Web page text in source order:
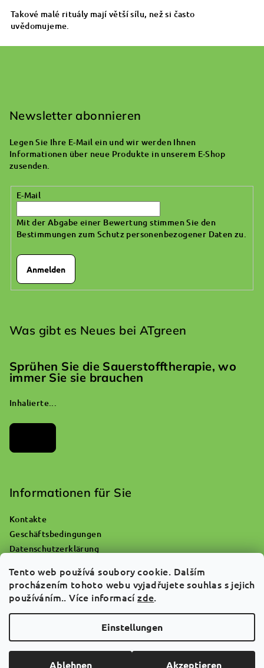
Tento web používá soubory cookie. Dalším
procházením tohoto webu vyjadřujete souhlas s jejich
používáním.. Více informacízde.
Einstellungen
Ablehnen Akzeptieren
Takové malé rituály mají větší sílu, než si často
uvědomujeme.
Newsletter abonnieren
Legen Sie Ihre E-Mail ein und wir werden Ihnen
Informationen über neue Produkte in unserem E-Shop
zusenden.
E-Mail
Mit der Abgabe einer Bewertung stimmen Sie den
Bestimmungen zum Schutz personenbezogener Daten zu.
Anmelden
Was gibt es Neues bei ATgreen
Sprühen Sie die Sauerstofftherapie, wo
immer Sie sie brauchen
Inhalierte...
Informationen für Sie
Kontakte
Geschäftsbedingungen
Datenschutzerklärung
Reklamationen und Warenrückgabe
Über uns
Einstellungen ändern